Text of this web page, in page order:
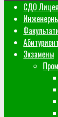
СДО Лицея
Экзамены